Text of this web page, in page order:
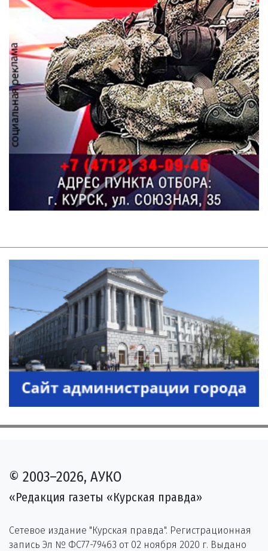
© 2003–2026, АУКО
«Редакция газеты «Курская правда»
Сетевое издание "Курская правда". Регистрационная
запись Эл № ФС77-79463 от 02 ноября 2020 г. Выдано